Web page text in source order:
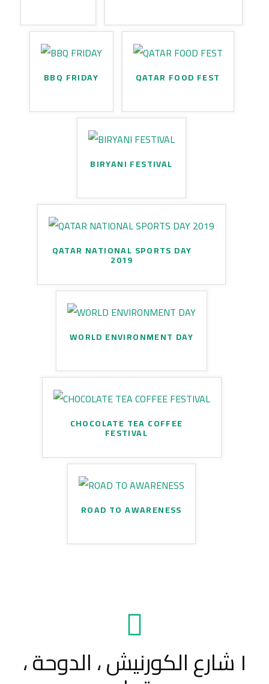
BBQ FRIDAY QATAR FOOD FEST
BIRYANI FESTIVAL
QATAR NATIONAL SPORTS DAY
2019
WORLD ENVIRONMENT DAY
CHOCOLATE TEA COFFEE
FESTIVAL
ROAD TO AWARENESS
١ شارع الكورنيش ، الدوحة ،